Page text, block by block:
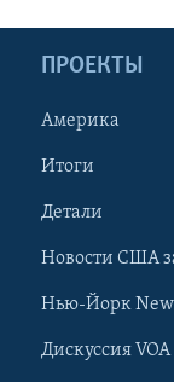
ПРОЕКТЫ
Америка
Итоги
Детали
Новости США
Нью-Йорк New
Дискуссия VOA